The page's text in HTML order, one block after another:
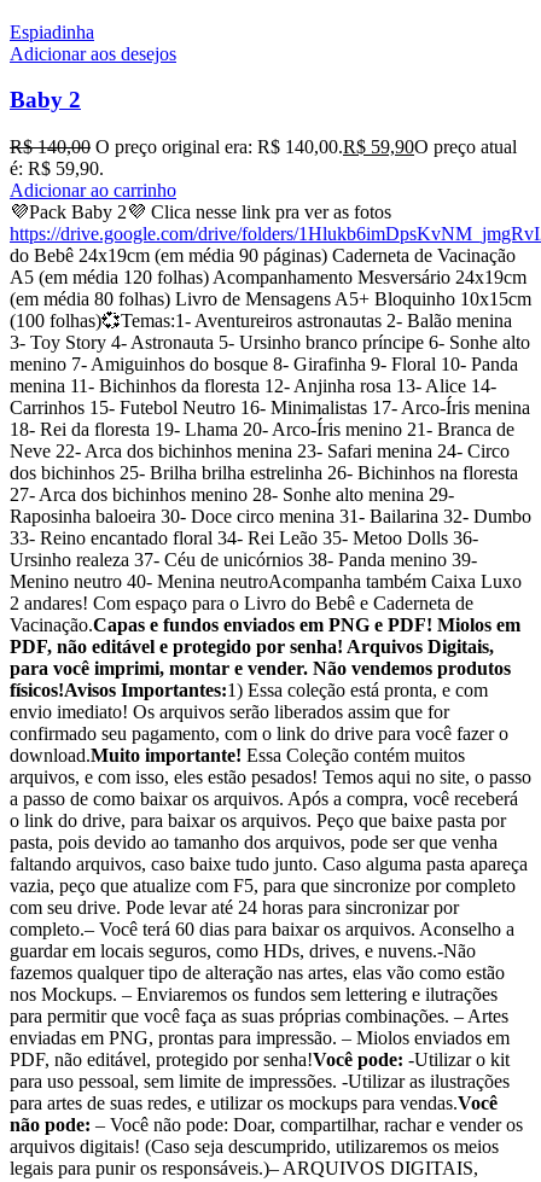
Espiadinha
Adicionar aos desejos
Baby 2
R$140,00 O preço original era: R$ 140,00.R$ 59,90O preço atual
é: R$ 59,90.
Adicionar ao carrinho
💜Pack Baby 2💜 Clica nesse link pra ver as fotos
https://drive.google.com/drive/folders/
do Bebê 24x19cm (em média 90 páginas) Caderneta de Vacinação
A5 (em média 120 folhas) Acompanhamento Mesversário 24x19cm
(em média 80 folhas) Livro de Mensagens A5+ Bloquinho 10x15cm
(100 folhas)💞Temas:1- Aventureiros astronautas 2- Balão menina
3- Toy Story 4- Astronauta 5- Ursinho branco príncipe 6- Sonhe alto
menino 7- Amiguinhos do bosque 8- Girafinha 9- Floral 10- Panda
menina 11- Bichinhos da floresta 12- Anjinha rosa 13- Alice 14-
Carrinhos 15- Futebol Neutro 16- Minimalistas 17- Arco-Íris menina
18- Rei da floresta 19- Lhama 20- Arco-Íris menino 21- Branca de
Neve 22- Arca dos bichinhos menina 23- Safari menina 24- Circo
dos bichinhos 25- Brilha brilha estrelinha 26- Bichinhos na floresta
27- Arca dos bichinhos menino 28- Sonhe alto menina 29-
Raposinha baloeira 30- Doce circo menina 31- Bailarina 32- Dumbo
33- Reino encantado floral 34- Rei Leão 35- Metoo Dolls 36-
Ursinho realeza 37- Céu de unicórnios 38- Panda menino 39-
Menino neutro 40- Menina neutroAcompanha também Caixa Luxo
2 andares! Com espaço para o Livro do Bebê e Caderneta de
Vacinação.Capas e fundos enviados em PNG e PDF! Miolos em
PDF, não editável e protegido por senha! Arquivos Digitais,
para você imprimi, montar e vender. Não vendemos produtos
físicos!Avisos Importantes:1) Essa coleção está pronta, e com
envio imediato! Os arquivos serão liberados assim que for
confirmado seu pagamento, com o link do drive para você fazer o
download.Muito importante! Essa Coleção contém muitos
arquivos, e com isso, eles estão pesados! Temos aqui no site, o passo
a passo de como baixar os arquivos. Após a compra, você receberá
o link do drive, para baixar os arquivos. Peço que baixe pasta por
pasta, pois devido ao tamanho dos arquivos, pode ser que venha
faltando arquivos, caso baixe tudo junto. Caso alguma pasta apareça
vazia, peço que atualize com F5, para que sincronize por completo
com seu drive. Pode levar até 24 horas para sincronizar por
completo.– Você terá 60 dias para baixar os arquivos. Aconselho a
guardar em locais seguros, como HDs, drives, e nuvens.-Não
fazemos qualquer tipo de alteração nas artes, elas vão como estão
nos Mockups. – Enviaremos os fundos sem lettering e ilutrações
para permitir que você faça as suas próprias combinações. – Artes
enviadas em PNG, prontas para impressão. – Miolos enviados em
PDF, não editável, protegido por senha!Você pode: -Utilizar o kit
para uso pessoal, sem limite de impressões. -Utilizar as ilustrações
para artes de suas redes, e utilizar os mockups para vendas.Você
não pode: – Você não pode: Doar, compartilhar, rachar e vender os
arquivos digitais! (Caso seja descumprido, utilizaremos os meios
legais para punir os responsáveis.)– ARQUIVOS DIGITAIS,